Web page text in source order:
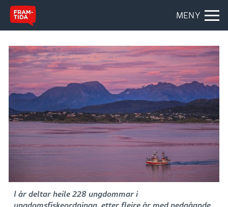
MENY
I år deltar heile 228 ungdommar i